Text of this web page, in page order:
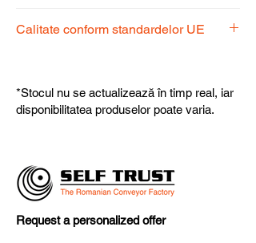
dispoziție pentru a alege produsul
Calitate conform standardelor UE
fiabilitate și performanță superioară.
*Stocul nu se actualizează în timp real, iar
disponibilitatea produselor poate varia.
Request a personalized offer